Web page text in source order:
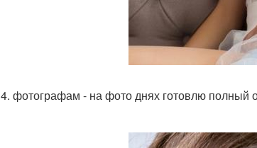
4. фотографам - на фото днях готовлю полный